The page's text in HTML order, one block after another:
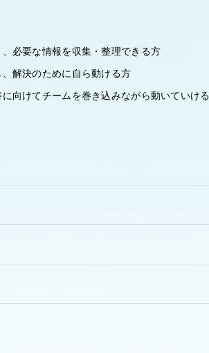
必要な情報を収集・整理できる方
解決のために自ら動ける方
向けてチームを巻き込みながら動いていけ